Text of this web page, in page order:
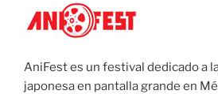
AniFest es un festival dedicado a
japonesa en pantalla grande en